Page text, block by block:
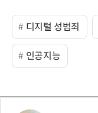
디지털 성범죄
인공지능